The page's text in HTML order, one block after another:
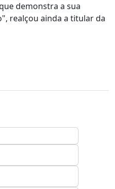
demonstra a sua
realçou ainda a titular da